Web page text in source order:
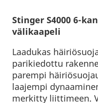
Stinger S4000 6-
välikaapeli
Laadukas
parikiedottu
parempi
laajempi
merkitty liittimeen.